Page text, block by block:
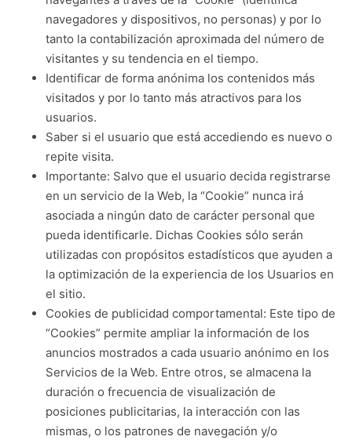
navegadores y dispositivos, no personas) y por lo
tanto la contabilización aproximada del número de
visitantes y su tendencia en el tiempo.
Identificar de forma anónima los contenidos más
visitados y por lo tanto más atractivos para los
usuarios.
Saber si el usuario que está accediendo es nuevo o
repite visita.
Importante: Salvo que el usuario decida registrarse
en un servicio de la Web, la “Cookie” nunca irá
asociada a ningún dato de carácter personal que
pueda identificarle. Dichas Cookies sólo serán
utilizadas con propósitos estadísticos que ayuden a
la optimización de la experiencia de los Usuarios en
el sitio.
Cookies de publicidad comportamental: Este tipo de
“Cookies” permite ampliar la información de los
anuncios mostrados a cada usuario anónimo en los
Servicios de la Web. Entre otros, se almacena la
duración o frecuencia de visualización de
posiciones publicitarias, la interacción con las
mismas, o los patrones de navegación y/o